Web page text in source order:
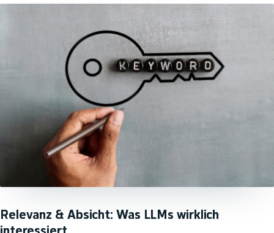
Relevanz & Absicht: Was LLMs wirklich